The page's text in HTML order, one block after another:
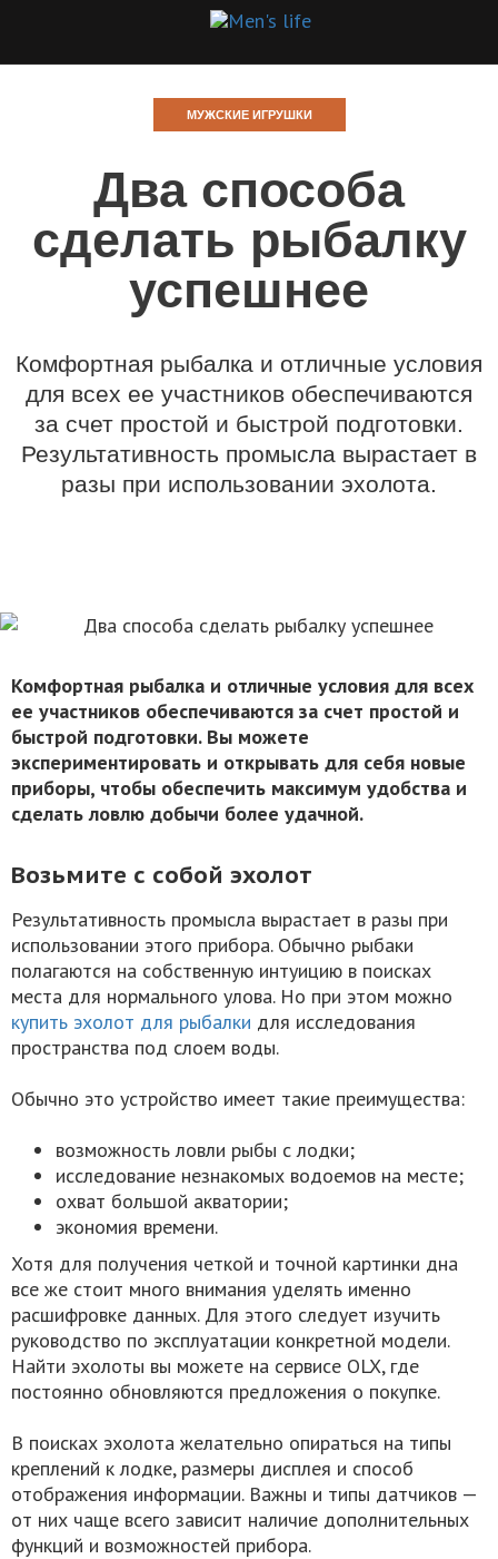
МУЖСКИЕ ИГРУШКИ
Два способа
сделать рыбалку
успешнее
Комфортная рыбалка и отличные условия
для всех ее участников обеспечиваются
за счет простой и быстрой подготовки.
Результативность промысла вырастает в
разы при использовании эхолота.
Комфортная рыбалка и отличные условия для всех
ее участников обеспечиваются за счет простой и
быстрой подготовки. Вы можете
экспериментировать и открывать для себя новые
приборы, чтобы обеспечить максимум удобства и
сделать ловлю добычи более удачной.
Возьмите с собой эхолот
Результативность промысла вырастает в разы при
использовании этого прибора. Обычно рыбаки
полагаются на собственную интуицию в поисках
места для нормального улова. Но при этом можно
купить эхолот для рыбалки для исследования
пространства под слоем воды.
Обычно это устройство имеет такие преимущества:
возможность ловли рыбы с лодки;
исследование незнакомых водоемов на месте;
охват большой акватории;
экономия времени.
Хотя для получения четкой и точной картинки дна
все же стоит много внимания уделять именно
расшифровке данных. Для этого следует изучить
руководство по эксплуатации конкретной модели.
Найти эхолоты вы можете на сервисе OLX, где
постоянно обновляются предложения о покупке.
В поисках эхолота желательно опираться на типы
креплений к лодке, размеры дисплея и способ
отображения информации. Важны и типы датчиков —
от них чаще всего зависит наличие дополнительных
функций и возможностей прибора.